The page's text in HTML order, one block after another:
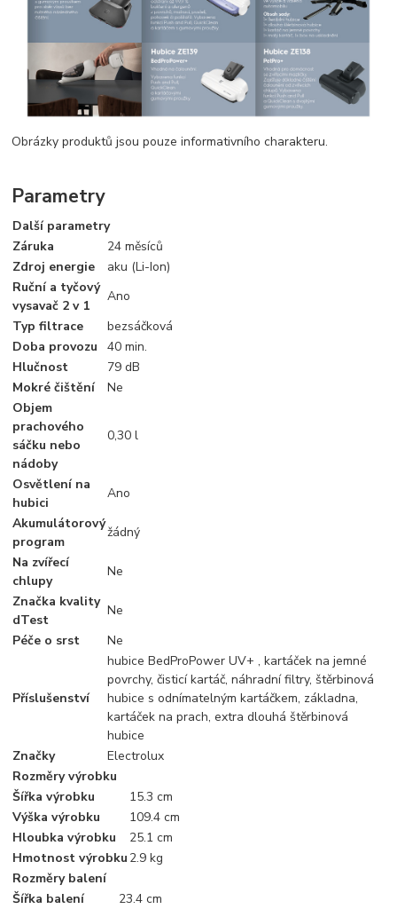
Obrázky produktů jsou pouze informativního charakteru.
Parametry
Další parametry
Záruka
24 měsíců
Zdroj energie
aku (Li-Ion)
Ruční a tyčový
vysavač 2 v 1
Ano
Typ filtrace
bezsáčková
Doba provozu
40 min.
Hlučnost
79 dB
Mokré čištění
Ne
Objem
prachového
sáčku nebo
nádoby
0,30 l
Osvětlení na
hubici
Ano
Akumulátorový
program
žádný
Na zvířecí
chlupy
Ne
Značka kvality
dTest
Ne
Péče o srst
Ne
Příslušenství
hubice BedProPower UV+ , kartáček na jemné
povrchy, čisticí kartáč, náhradní filtry, štěrbinová
hubice s odnímatelným kartáčkem, základna,
kartáček na prach, extra dlouhá štěrbinová
hubice
Značky
Electrolux
Rozměry výrobku
Šířka výrobku
15.3 cm
Výška výrobku
109.4 cm
Hloubka výrobku
25.1 cm
Hmotnost výrobku 2.9 kg
Rozměry balení
Šířka balení
23.4 cm